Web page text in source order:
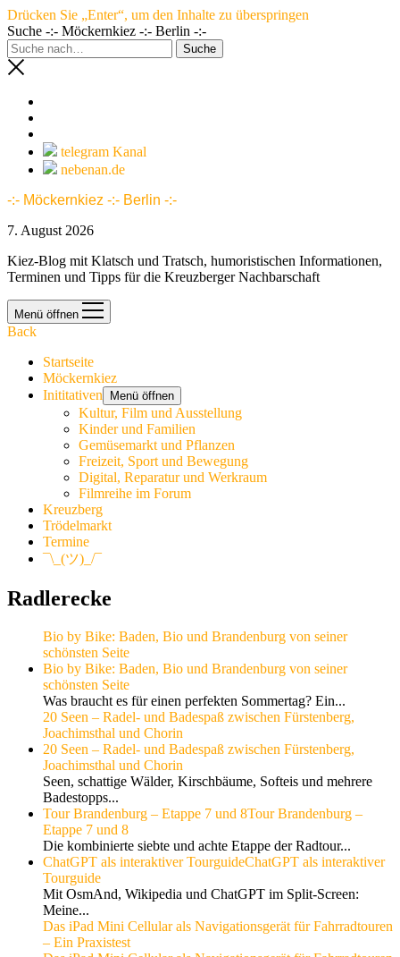
Drücken Sie „Enter“, um den Inhalte zu überspringen
Suche -:- Möckernkiez -:- Berlin -:-
telegram Kanal
nebenan.de
-:- Möckernkiez -:- Berlin -:-
7. August 2026
Kiez-Blog mit Klatsch und Tratsch, humoristischen Informationen,
Terminen und Tipps für die Kreuzberger Nachbarschaft
Menü öffnen
Back
Startseite
Möckernkiez
Inititativen
Menü öffnen
Kultur, Film und Ausstellung
Kinder und Familien
Gemüsemarkt und Pflanzen
Freizeit, Sport und Bewegung
Digital, Reparatur und Werkraum
Filmreihe im Forum
Kreuzberg
Trödelmarkt
Termine
¯\_(ツ)_/¯
Radlerecke
Bio by Bike: Baden, Bio und Brandenburg von seiner
schönsten Seite
Bio by Bike: Baden, Bio und Brandenburg von seiner
schönsten Seite
Was braucht es für einen perfekten Sommertag? Ein...
20 Seen – Radel- und Badespaß zwischen Fürstenberg,
Joachimsthal und Chorin
20 Seen – Radel- und Badespaß zwischen Fürstenberg,
Joachimsthal und Chorin
Seen, schattige Wälder, Kirschbäume, Softeis und mehrere
Badestopps...
Tour Brandenburg – Etappe 7 und 8Tour Brandenburg –
Etappe 7 und 8
Die kombinierte siebte und achte Etappe der Radtour...
ChatGPT als interaktiver TourguideChatGPT als interaktiver
Tourguide
Mit OsmAnd, Wikipedia und ChatGPT im Split-Screen:
Meine...
Das iPad Mini Cellular als Navigationsgerät für Fahrradtouren
– Ein Praxistest